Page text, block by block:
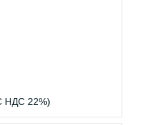
НДС 22%)